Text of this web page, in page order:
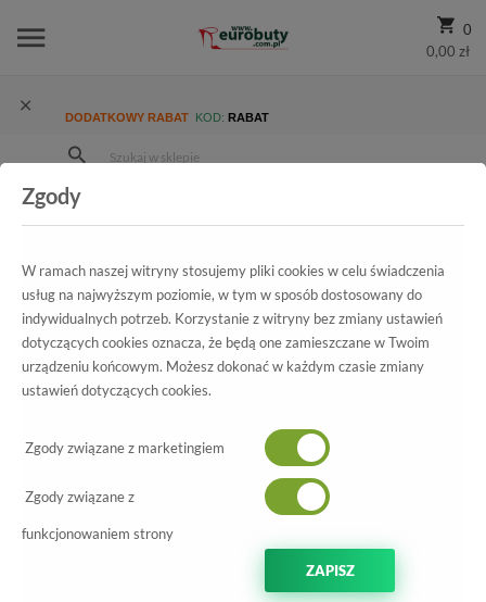
0
0,00 zł
DODATKOWY RABAT KOD: RABAT
Damskie
Sandały Sandały Kotyl 1181 Róż Zloto+Beż
Wszystkie produkty
Sandały Kotyl
Zgody
W ramach naszej witryny stosujemy pliki cookies w celu świadczenia
usług na najwyższym poziomie, w tym w sposób dostosowany do
indywidualnych potrzeb. Korzystanie z witryny bez zmiany ustawień
dotyczących cookies oznacza, że będą one zamieszczane w Twoim
urządzeniu końcowym. Możesz dokonać w każdym czasie zmiany
ustawień dotyczących cookies.
Zgody związane z marketingiem
Zgody związane z
funkcjonowaniem strony
ZAPISZ